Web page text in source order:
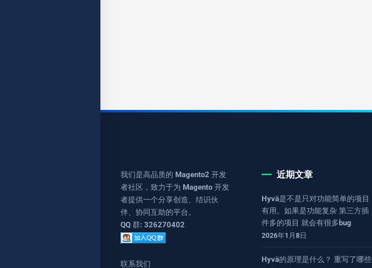
我们是高品质的 Magento2 开发
者社区，致力于为 Magento 开发
者提供一个分享创造、结识伙
伴、协同互助的平台。
QQ 群: 326270402
联系我们
近期文章
Hyvä是不是只对功能简单的项目
有用。如果是功能复杂 第三方插
件多的项目 就会有很多bug
2026年1月8日
Hyvä的原理是什么？ 重写了哪些